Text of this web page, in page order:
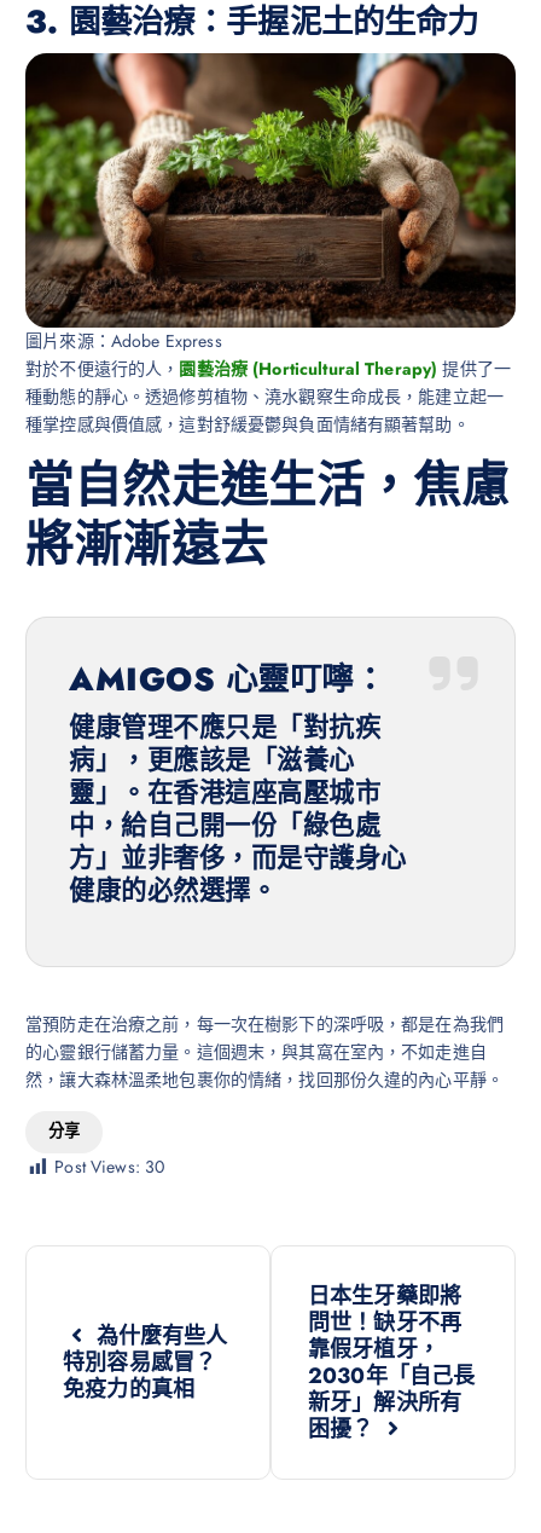
3. 園藝治療：手握泥土的生命力
圖片來源：Adobe Express
對於不便遠行的人， 園藝治療 (Horticultural Therapy) 提供了一
種動態的靜心。透過修剪植物、澆水觀察生命成長，能建立起一
種掌控感與價值感，這對舒緩憂鬱與負面情緒有顯著幫助。
當自然走進生活，焦慮
將漸漸遠去
AMIGOS 心靈叮嚀：
健康管理不應只是「對抗疾
病」，更應該是「滋養心
靈」。在香港這座高壓城市
中，給自己開一份「綠色處
方」並非奢侈，而是守護身心
健康的必然選擇。
當預防走在治療之前，每一次在樹影下的深呼吸，都是在為我們
的心靈銀行儲蓄力量。這個週末，與其窩在室內，不如走進自
然，讓大森林溫柔地包裹你的情緒，找回那份久違的內心平靜。
分享
Post Views: 30
為什麼有些人
特別容易感冒？
免疫力的真相
日本生牙藥即將
問世！缺牙不再
靠假牙植牙，
2030年「自己長
新牙」解決所有
困擾？